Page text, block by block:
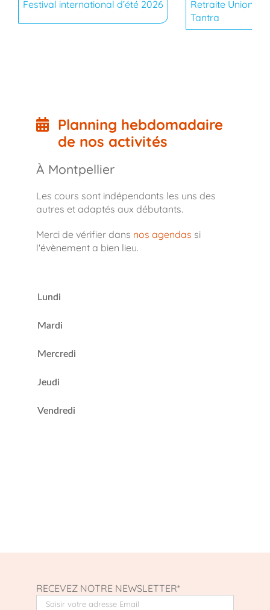
Festival international d’été 2026
Retraite Union
Tantra
Planning hebdomadaire
de nos activités
À Montpellier
Les cours sont indépendants les uns des
autres et adaptés aux débutants.
Merci de vérifier dans nos agendas si
l'évènement a bien lieu.
Lundi
Mardi
Mercredi
Jeudi
Vendredi
RECEVEZ NOTRE NEWSLETTER*